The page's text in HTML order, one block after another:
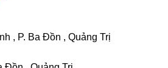
, P. Ba Đồn , Quảng Trị